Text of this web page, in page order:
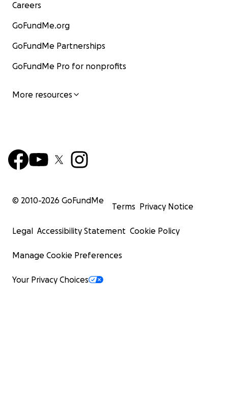
Careers
GoFundMe.org
GoFundMe Partnerships
GoFundMe Pro for nonprofits
More resources
© 2010-2026 GoFundMe
Terms Privacy Notice
Legal Accessibility Statement Cookie Policy
Manage Cookie Preferences
Your Privacy Choices